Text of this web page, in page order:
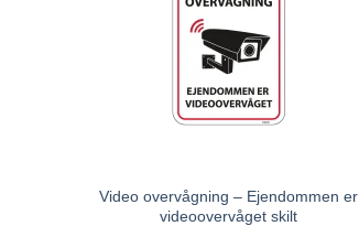
Video overvågning – Ejendommen er
videoovervåget skilt